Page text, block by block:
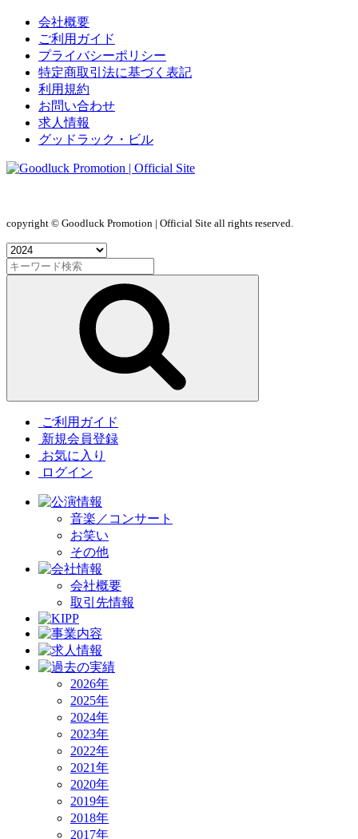
会社概要
ご利用ガイド
プライバシーポリシー
特定商取引法に基づく表記
利用規約
お問い合わせ
求人情報
グッドラック・ビル
copyright © Goodluck Promotion | Official Site all rights reserved.
ご利用ガイド
新規会員登録
お気に入り
ログイン
音楽／コンサート
お笑い
その他
会社概要
取引先情報
2026年
2025年
2024年
2023年
2022年
2021年
2020年
2019年
2018年
2017年